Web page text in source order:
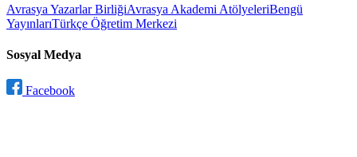
Avrasya Yazarlar BirliğiAvrasya Akademi AtölyeleriBengü
YayınlarıTürkçe Öğretim Merkezi
Sosyal Medya
Facebook